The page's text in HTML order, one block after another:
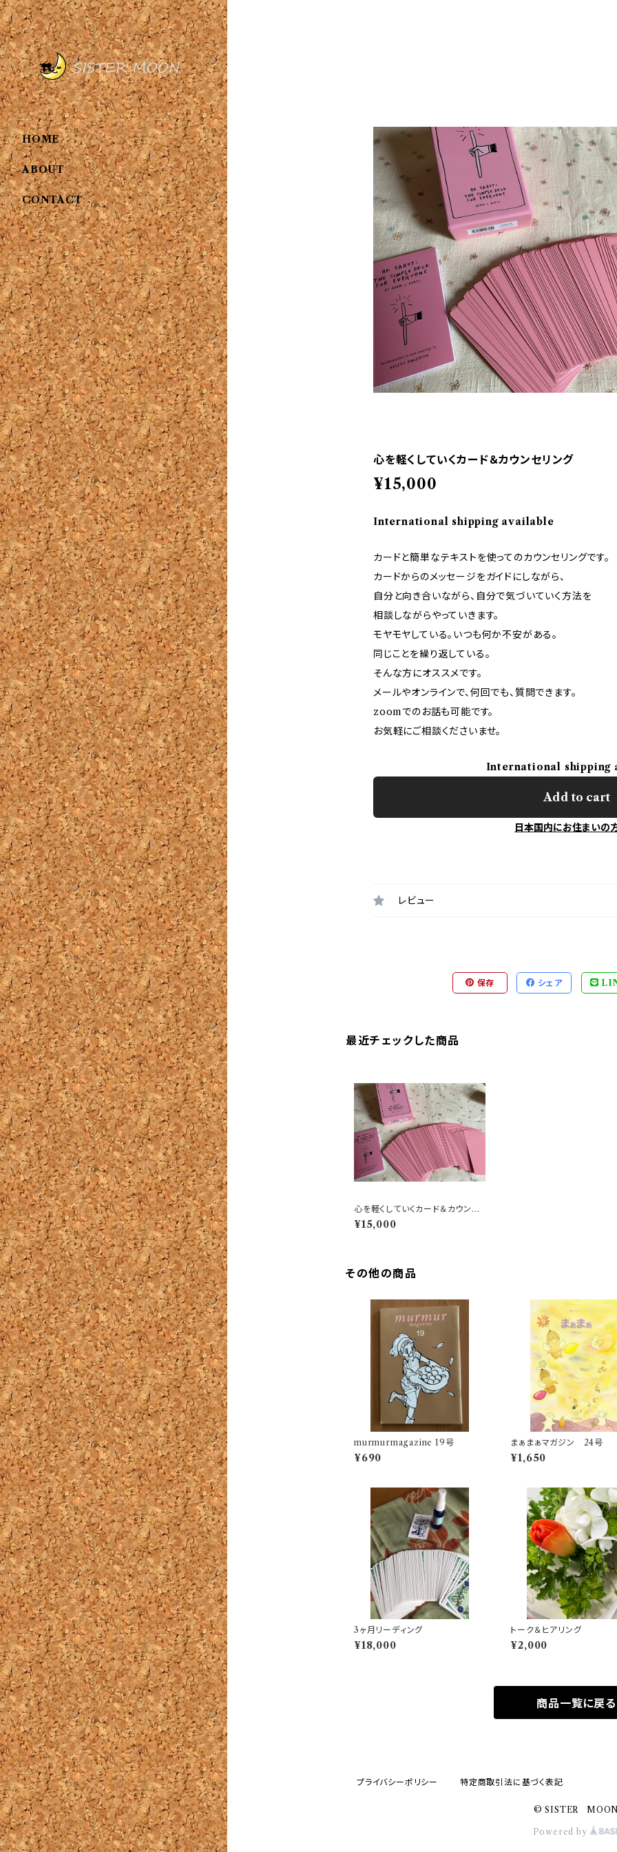
心を軽くしていくカード＆カウンセリング
¥15,000
International shipping available
カードと簡単なテキストを使ってのカウンセリングです。
カードからのメッセージをガイドにしながら、
自分と向き合いながら、自分で気づいていく方法を
相談しながらやっていきます。
モヤモヤしている。いつも何か不安がある。
同じことを繰り返している。
そんな方にオススメです。
メールやオンラインで、何回でも、質問できます。
zoomでのお話も可能です。
お気軽にご相談くださいませ。
International shipping
Add to cart
日本国内にお住まいの
レビュー
保存 シェア
最近チェックした商品
心を軽くしていくカード＆カウンセ
リング
¥15,000
その他の商品
murmurmagazine 19号
¥690
まぁまぁマガジン 24号
¥1,650
3ヶ月リーディング
¥18,000
トーク＆ヒアリング
¥2,000
商品一覧に戻る
HOME
ABOUT
CONTACT
プライバシーポリシー 特定商取引法に基づく表記
© SISTER MOON
Powered by